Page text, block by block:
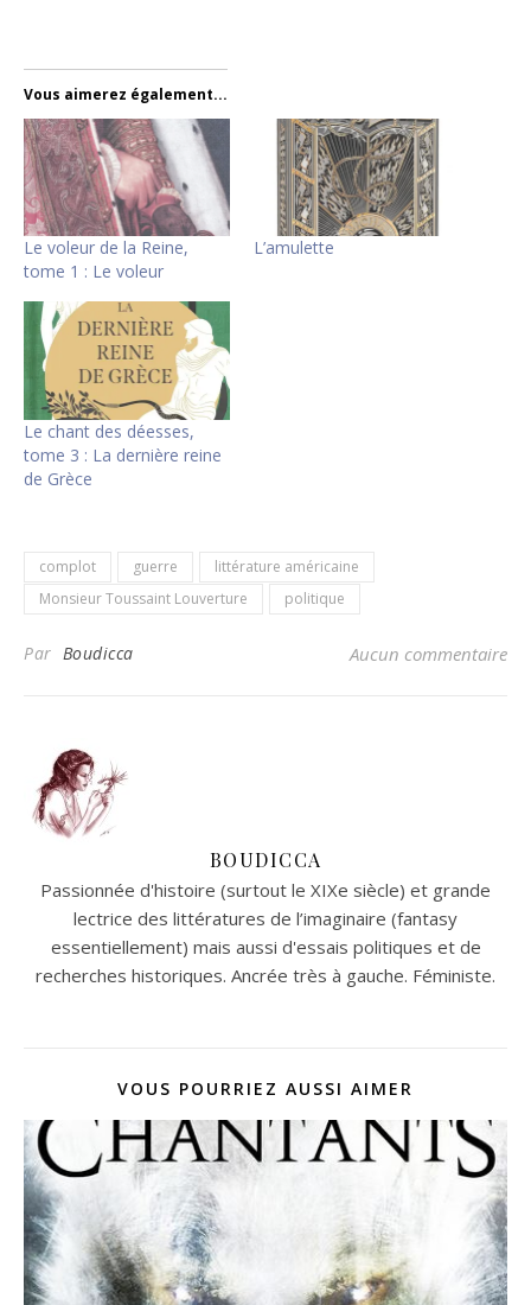
Vous aimerez également...
Le voleur de la Reine,
tome 1 : Le voleur
L’amulette
Le chant des déesses,
tome 3 : La dernière reine
de Grèce
complot guerre
littérature américaine
Monsieur Toussaint Louverture
politique
Par Boudicca Aucun commentaire
BOUDICCA
Passionnée d'histoire (surtout le XIXe siècle) et grande
lectrice des littératures de l’imaginaire (fantasy
essentiellement) mais aussi d'essais politiques et de
recherches historiques. Ancrée très à gauche. Féministe.
VOUS POURRIEZ AUSSI AIMER